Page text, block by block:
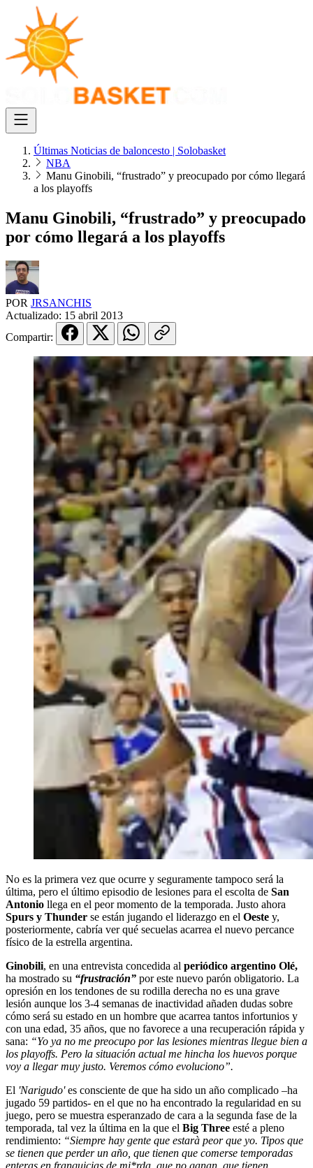
Últimas Noticias de baloncesto | Solobasket
NBA
Manu Ginobili, “frustrado” y preocupado por cómo llegará
a los playoffs
Manu Ginobili, “frustrado” y preocupado
por cómo llegará a los playoffs
POR JRSANCHIS
Actualizado: 15 abril 2013
Compartir:
No es la primera vez que ocurre y seguramente tampoco será la
última, pero el último episodio de lesiones para el escolta de San
Antonio llega en el peor momento de la temporada. Justo ahora
Spurs y Thunder se están jugando el liderazgo en el Oeste y,
posteriormente, cabría ver qué secuelas acarrea el nuevo percance
físico de la estrella argentina.
Ginobili, en una entrevista concedida al periódico argentino Olé,
ha mostrado su “frustración” por este nuevo parón obligatorio. La
opresión en los tendones de su rodilla derecha no es una grave
lesión aunque los 3-4 semanas de inactividad añaden dudas sobre
cómo será su estado en un hombre que acarrea tantos infortunios y
con una edad, 35 años, que no favorece a una recuperación rápida y
sana: “Yo ya no me preocupo por las lesiones mientras llegue bien a
los playoffs. Pero la situación actual me hincha los huevos porque
voy a llegar muy justo. Veremos cómo evoluciono”.
El 'Narigudo'es consciente de que ha sido un año complicado –ha
jugado 59 partidos- en el que no ha encontrado la regularidad en su
juego, pero se muestra esperanzado de cara a la segunda fase de la
temporada, tal vez la última en la que el Big Three esté a pleno
rendimiento: “Siempre hay gente que estarà peor que yo. Tipos que
se tienen que perder un año, que tienen que comerse temporadas
enteras en franquicias de mi*rda, que no ganan, que tienen